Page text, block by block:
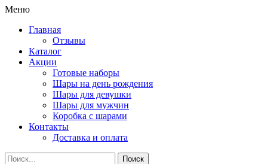
Меню
Главная
Отзывы
Каталог
Акции
Готовые наборы
Шары на день рождения
Шары для девушки
Шары для мужчин
Коробка с шарами
Контакты
Доставка и оплата
Поиск